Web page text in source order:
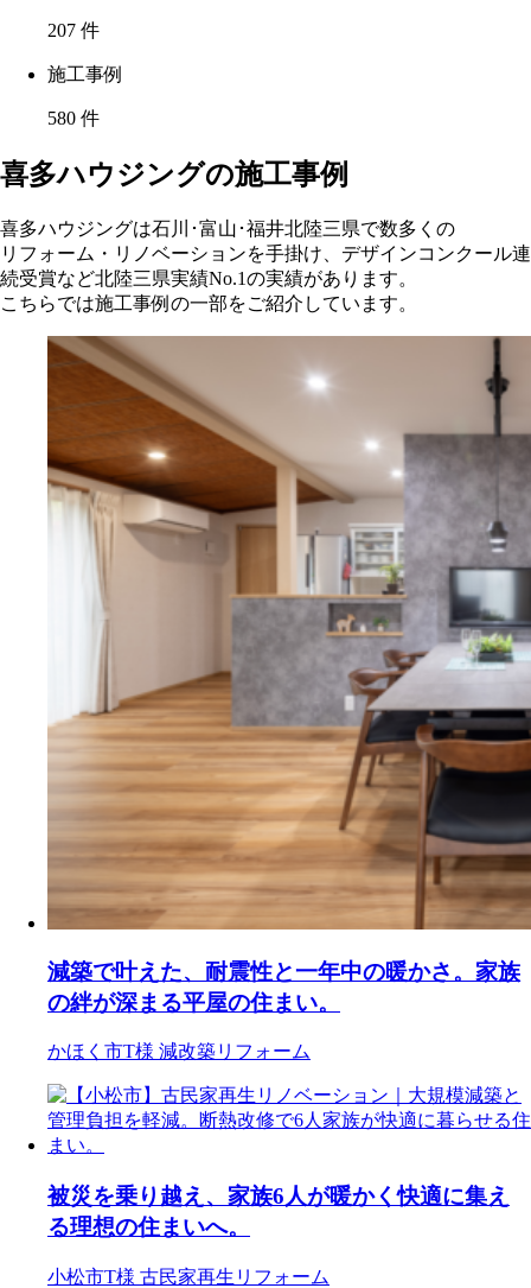
207 件
施工事例
580 件
喜多ハウジングの施工事例
喜多ハウジングは石川･富山･福井北陸三県で数多くの
リフォーム・リノベーションを手掛け、デザインコンクール連
続受賞など北陸三県実績No.1の実績があります。
こちらでは施工事例の一部をご紹介しています。
減築で叶えた、耐震性と一年中の暖かさ。家族
の絆が深まる平屋の住まい。
かほく市T様 減改築リフォーム
被災を乗り越え、家族6人が暖かく快適に集え
る理想の住まいへ。
小松市T様 古民家再生リフォーム